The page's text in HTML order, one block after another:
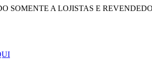
SOMENTE A LOJISTAS E